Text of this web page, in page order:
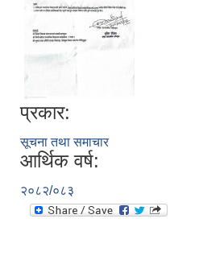
प्रकार:
सूचना तथा समाचार
आर्थिक वर्ष:
२०८२/०८३